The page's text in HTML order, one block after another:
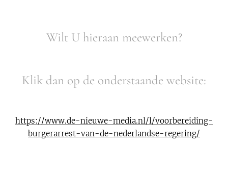
Wilt U hieraan meewerken?
Klik dan op de onderstaande website:
https://www.de-nieuwe-media.nl/l/voorbereiding-
burgerarrest-van-de-nederlandse-regering/